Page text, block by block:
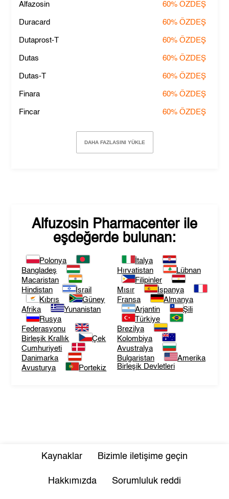
Alfazosin 60% ÖZDEŞ
Duracard 60% ÖZDEŞ
Dutaprost-T 60% ÖZDEŞ
Dutas 60% ÖZDEŞ
Dutas-T 60% ÖZDEŞ
Finara 60% ÖZDEŞ
Fincar 60% ÖZDEŞ
DAHA FAZLASINI YÜKLE
Alfuzosin Pharmacenterile
eşdeğerde bulunan:
Polonya
Bangladeş
Macaristan
Hindistan
İsrail
Kıbrıs
Güney
Afrika
Yunanistan
Rusya
Federasyonu
Birleşik Krallık
Çek
Cumhuriyeti
Danimarka
Avusturya
Portekiz
İtalya
Hırvatistan
Lübnan
Filipinler
Mısır
İspanya
Fransa
Almanya
Arjantin
Şili
Türkiye
Brezilya
Kolombiya
Avustralya
Bulgaristan
Amerika
Birleşik Devletleri
Kaynaklar Bizimle iletişime geçin
Hakkımızda Sorumluluk reddi